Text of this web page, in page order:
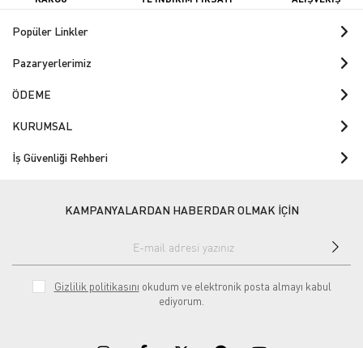
Popüler Linkler
Pazaryerlerimiz
ÖDEME
KURUMSAL
İş Güvenliği Rehberi
KAMPANYALARDAN HABERDAR OLMAK İÇİN
Gizlilik politikasını okudum ve elektronik posta almayı kabul
ediyorum.